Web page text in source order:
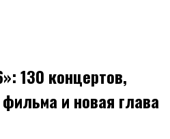
130 концертов,
и новая глава